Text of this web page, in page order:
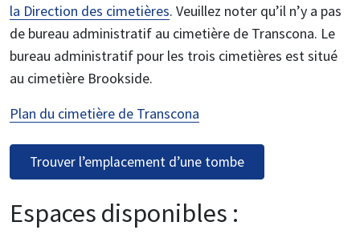
la Direction des cimetières. Veuillez noter qu’il n’y a pas
de bureau administratif au cimetière de Transcona. Le
bureau administratif pour les trois cimetières est situé
au cimetière Brookside.
Plan du cimetière de Transcona
Trouver l’emplacement d’une tombe
Espaces disponibles :